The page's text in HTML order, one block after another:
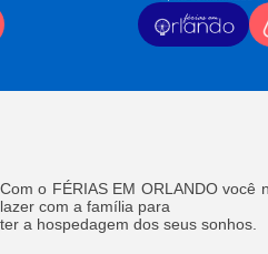
Com o FÉRIAS EM ORLANDO você
lazer com a família para
ter a hospedagem dos seus sonhos.